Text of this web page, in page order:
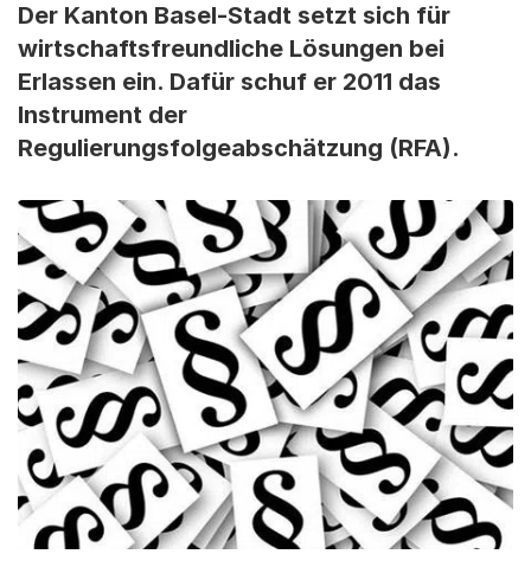
Der Kanton Basel-Stadt setzt sich für
wirtschaftsfreundliche Lösungen bei
Erlassen ein. Dafür schuf er 2011 das
Instrument der
Regulierungsfolgeabschätzung (RFA).